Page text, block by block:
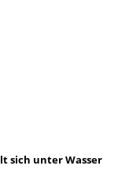
sich unter Wasser